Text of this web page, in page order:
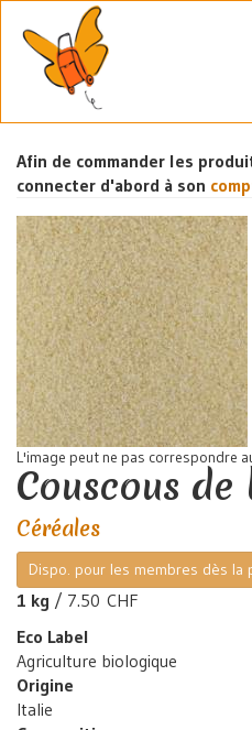
contenu
principal
Afin de commander les
connecter d'abord à son
L'image peut ne pas correspondre
Couscous
Céréales
Dispo. pour les membres dès la
1 kg / 7.50 CHF
Eco Label
Agriculture biologique
Origine
Italie